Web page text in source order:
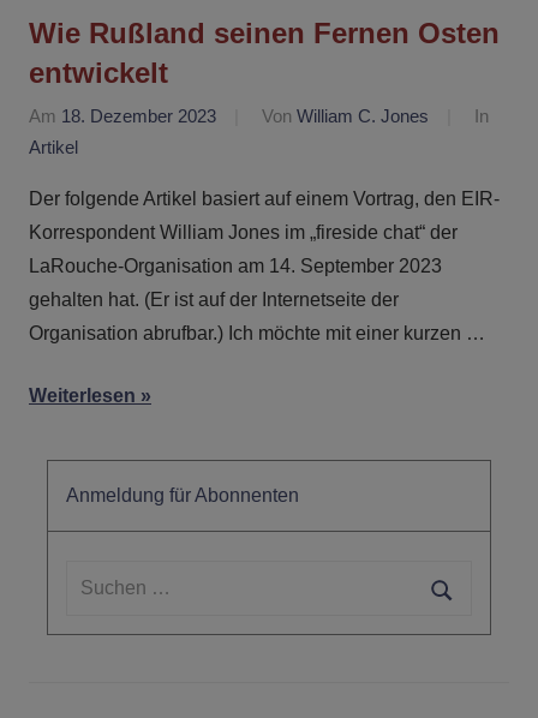
Wie Rußland seinen Fernen Osten
entwickelt
Am 18. Dezember 2023 Von William C. Jones
In
Artikel
Der folgende Artikel basiert auf einem Vortrag, den EIR-
Korrespondent William Jones im „fireside chat“ der
LaRouche-Organisation am 14. September 2023
gehalten hat. (Er ist auf der Internetseite der
Organisation abrufbar.) Ich möchte mit einer kurzen …
Weiterlesen
Anmeldung für Abonnenten
Suchen